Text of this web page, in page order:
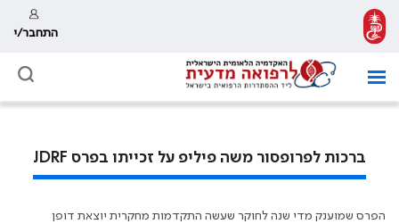
התחבר/י
ברכות לפרופסור משה פיליפ על זכייתו בפרס JDRF
הפרס שמוענק מדי שנה לחוקר שעשה התקדמות מחקרית יוצאת דופן